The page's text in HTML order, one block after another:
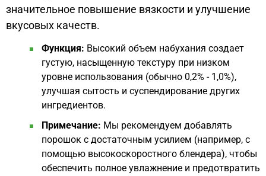
значительное повышение вязкости и улучшение
вкусовых качеств.
Функция: Высокий объем набухания создает
густую, насыщенную текстуру при низком
уровне использования (обычно 0,2% - 1,0%),
улучшая сытость и суспендирование других
ингредиентов.
Примечание: Мы рекомендуем добавлять
порошок с достаточным усилием (например, с
помощью высокоскоростного блендера), чтобы
обеспечить полное увлажнение и предотвратить